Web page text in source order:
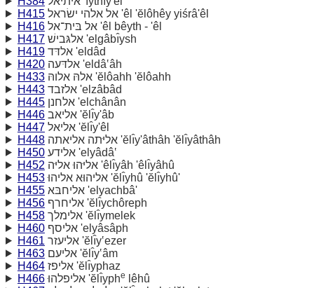
H415
אל אלהי ישׂראל 'êl 'ĕlôhêy yiśrâ'êl
H416
אל בּית־אל 'êl bêyth - 'êl
H417
אלגּבישׁ 'elgâbı̂ysh
H419
אלדּד 'eldâd
H420
אלדּעה 'eldâ‛âh
H433
אלהּ אלוהּ 'ĕlôahh 'ĕlôahh
H443
אלזבד 'elzâbâd
H445
אלחנן 'elchânân
H446
אליאב 'ĕlı̂y'âb
H447
אליאל 'ĕlı̂y'êl
H448
אליּתה אליאתה 'ĕlı̂y'âthâh 'ĕlı̂yâthâh
H450
אלידע 'elyâdâ‛
H452
אליּהוּ אליּה 'êlı̂yâh 'êlı̂yâhû
H453
אליהוּא אליהוּ 'ĕlı̂yhû 'ĕlı̂yhû'
H455
אליחבּא 'elyachbâ'
H456
אליחרף 'ĕlı̂ychôreph
H458
אלימלך 'ĕlı̂ymelek
H460
אליסף 'elyâsâph
H461
אליעזר 'ĕlı̂y‛ezer
H463
אליעם 'ĕlı̂y‛âm
H464
אליפז 'ĕlı̂yphaz
H466
אליפלהוּ 'ĕlı̂yphe
lêhû